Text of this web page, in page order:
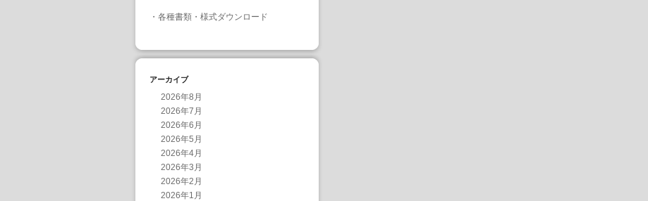
・ 各種書類・様式ダウンロード
アーカイブ
2026年8月
2026年7月
2026年6月
2026年5月
2026年4月
2026年3月
2026年2月
2026年1月